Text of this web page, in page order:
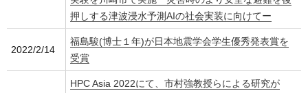
押しする津波浸水予測AIの社会実装に向けてー
2022/2/14
福島駿(博士１年)が日本地震学会学生優秀発表賞を
受賞
HPC Asia 2022にて、市村強教授らによる研究が